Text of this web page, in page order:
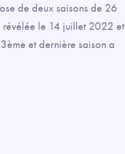
de deux saisons de 26
révélée le 14 juillet 2022 et
et dernière saison a